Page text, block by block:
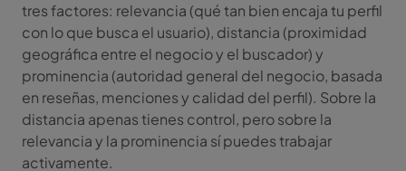
tres factores: relevancia (qué tan bien encaja tu perfil
con lo que busca el usuario), distancia (proximidad
geográfica entre el negocio y el buscador) y
prominencia (autoridad general del negocio, basada
en reseñas, menciones y calidad del perfil). Sobre la
distancia apenas tienes control, pero sobre la
relevancia y la prominencia sí puedes trabajar
activamente.